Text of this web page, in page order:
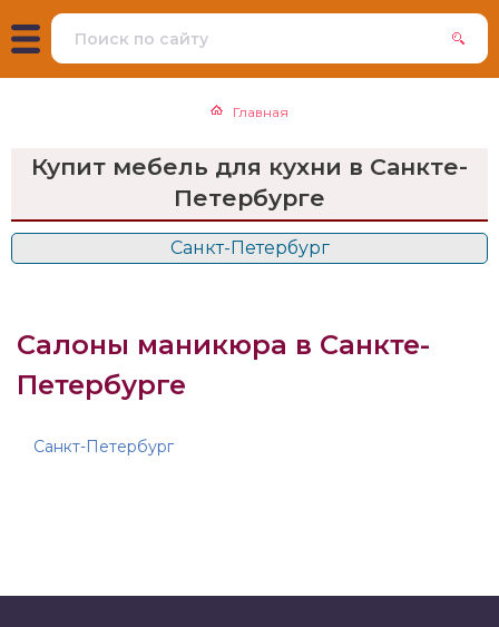
Главная
Купит мебель для кухни в Санкте-
Петербурге
Санкт-Петербург
Салоны маникюра в Санкте-
Петербурге
Санкт-Петербург